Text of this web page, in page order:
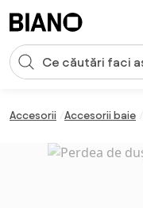
Introducerea căutării
Accesorii Accesorii baie